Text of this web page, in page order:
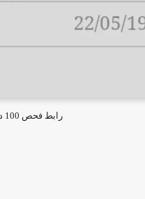
رابط فحص 100 دولار منحة قطر